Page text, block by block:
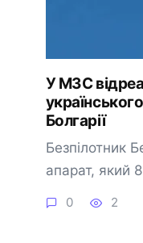
У МЗС
Болгарії
Безпілотник
апарат, який
0 2